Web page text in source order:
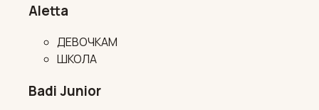
Aletta
ДЕВОЧКАМ
ШКОЛА
Badi Junior